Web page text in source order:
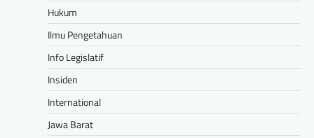
Hukum
Ilmu Pengetahuan
Info Legislatif
Insiden
International
Jawa Barat